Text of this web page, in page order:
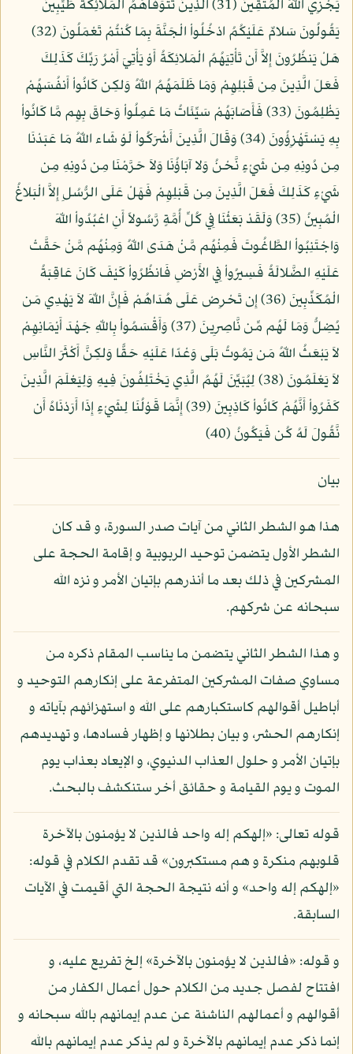
يَجْزِي اللّهُ الْمُتَّقِينَ (31) الَّذِينَ تَتَوَفَّاهُمُ الْمَلآئِكَةُ طَيِّبِينَ
يَقُولُونَ سَلامٌ عَلَيْكُمُ ادْخُلُواْ الْجَنَّةَ بِمَا كُنتُمْ تَعْمَلُونَ (32)
هَلْ يَنظُرُونَ إِلاَّ أَن تَأْتِيَهُمُ الْمَلائِكَةُ أَوْ يَأْتِيَ أَمْرُ رَبِّكَ كَذَلِكَ
فَعَلَ الَّذِينَ مِن قَبْلِهِمْ وَمَا ظَلَمَهُمُ اللّهُ وَلكِن كَانُواْ أَنفُسَهُمْ
يَظْلِمُونَ (33) فَأَصَابَهُمْ سَيِّئَاتُ مَا عَمِلُواْ وَحَاقَ بِهِم مَّا كَانُواْ
بِهِ يَسْتَهْزِؤُونَ (34) وَقَالَ الَّذِينَ أَشْرَكُواْ لَوْ شَاء اللّهُ مَا عَبَدْنَا
مِن دُونِهِ مِن شَيْءٍ نَّحْنُ وَلا آبَاؤُنَا وَلاَ حَرَّمْنَا مِن دُونِهِ مِن
شَيْءٍ كَذَلِكَ فَعَلَ الَّذِينَ مِن قَبْلِهِمْ فَهَلْ عَلَى الرُّسُلِ إِلاَّ الْبَلاغُ
الْمُبِينُ (35) وَلَقَدْ بَعَثْنَا فِي كُلِّ أُمَّةٍ رَّسُولاً أَنِ اعْبُدُواْ اللّهَ
وَاجْتَنِبُواْ الطَّاغُوتَ فَمِنْهُم مَّنْ هَدَى اللّهُ وَمِنْهُم مَّنْ حَقَّتْ
عَلَيْهِ الضَّلالَةُ فَسِيرُواْ فِي الأَرْضِ فَانظُرُواْ كَيْفَ كَانَ عَاقِبَةُ
الْمُكَذِّبِينَ (36) إِن تَحْرِصْ عَلَى هُدَاهُمْ فَإِنَّ اللّهَ لاَ يَهْدِي مَن
يُضِلُّ وَمَا لَهُم مِّن نَّاصِرِينَ (37) وَأَقْسَمُواْ بِاللّهِ جَهْدَ أَيْمَانِهِمْ
لاَ يَبْعَثُ اللّهُ مَن يَمُوتُ بَلَى وَعْدًا عَلَيْهِ حَقًّا وَلكِنَّ أَكْثَرَ النَّاسِ
لاَ يَعْلَمُونَ (38) لِيُبَيِّنَ لَهُمُ الَّذِي يَخْتَلِفُونَ فِيهِ وَلِيَعْلَمَ الَّذِينَ
كَفَرُواْ أَنَّهُمْ كَانُواْ كَاذِبِينَ (39) إِنَّمَا قَوْلُنَا لِشَيْءٍ إِذَا أَرَدْنَاهُ أَن
نَّقُولَ لَهُ كُن فَيَكُونُ (40)
بيان
هذا هو الشطر الثاني من آيات صدر السورة، و قد كان
الشطر الأول يتضمن توحيد الربوبية و إقامة الحجة على
المشركين في ذلك بعد ما أنذرهم بإتيان الأمر و نزه الله
سبحانه عن شركهم.
و هذا الشطر الثاني يتضمن ما يناسب المقام ذكره من
مساوي صفات المشركين المتفرعة على إنكارهم التوحيد و
أباطيل أقوالهم كاستكبارهم على الله و استهزائهم بآياته و
إنكارهم الحشر، و بيان بطلانها و إظهار فسادها، و تهديدهم
بإتيان الأمر و حلول العذاب الدنيوي، و الإيعاد بعذاب يوم
الموت و يوم القيامة و حقائق أخر ستنكشف بالبحث.
قوله تعالى: «إلهكم إله واحد فالذين لا يؤمنون بالآخرة
قلوبهم منكرة و هم مستكبرون» قد تقدم الكلام في قوله:
«إلهكم إله واحد» و أنه نتيجة الحجة التي أقيمت في الآيات
السابقة.
و قوله: «فالذين لا يؤمنون بالآخرة» إلخ تفريع عليه، و
افتتاح لفصل جديد من الكلام حول أعمال الكفار من
أقوالهم و أعمالهم الناشئة عن عدم إيمانهم بالله سبحانه و
إنما ذكر عدم إيمانهم بالآخرة و لم يذكر عدم إيمانهم بالله